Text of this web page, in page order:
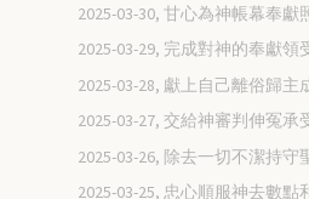
2025-03-30, 甘心為神帳幕奉獻
2025-03-29, 完成對神的奉獻領
2025-03-28, 獻上自己離俗歸主
2025-03-27, 交給神審判伸冤承
2025-03-26, 除去一切不潔持守
2025-03-25, 忠心順服神去數點